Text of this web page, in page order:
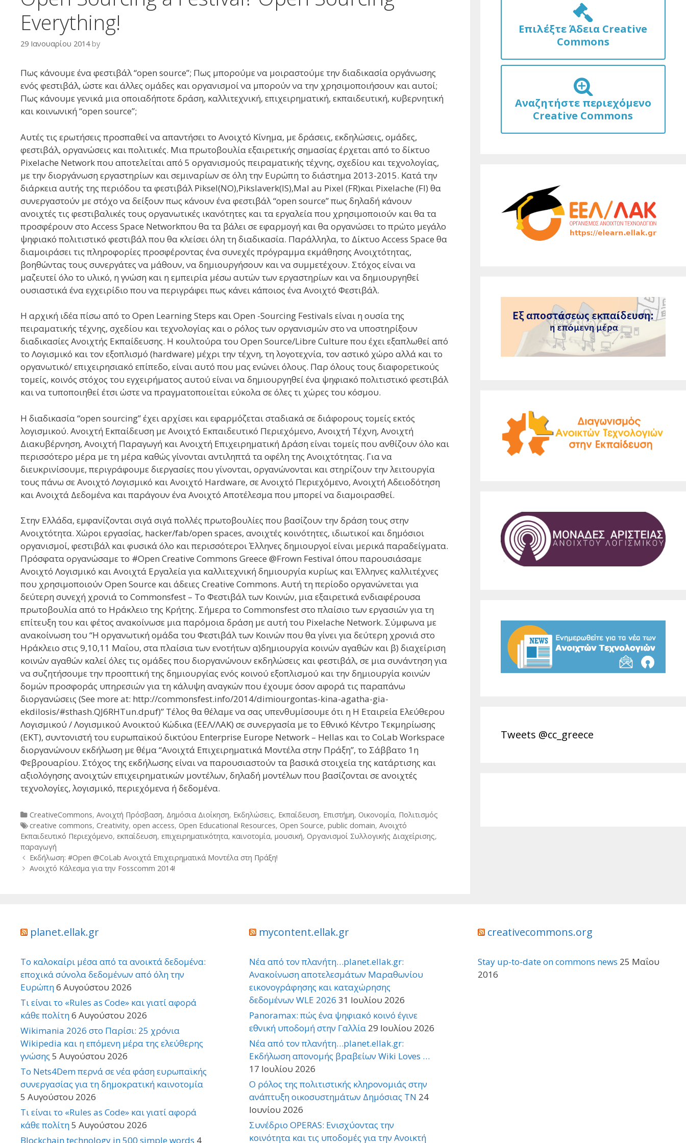
Everything!
29 Ιανουαρίου 2014 by
Πως κάνουμε ένα φεστιβάλ “open source”; Πως μπορούμε να μοιραστούμε την διαδικασία οργάνωσης
ενός φεστιβάλ, ώστε και άλλες ομάδες και οργανισμοί να μπορούν να την χρησιμοποιήσουν και αυτοί;
Πως κάνουμε γενικά μια οποιαδήποτε δράση, καλλιτεχνική, επιχειρηματική, εκπαιδευτική, κυβερνητική
και κοινωνική “open source”;
Αυτές τις ερωτήσεις προσπαθεί να απαντήσει το Ανοιχτό Κίνημα, με δράσεις, εκδηλώσεις, ομάδες,
φεστιβάλ, οργανώσεις και πολιτικές. Μια πρωτοβουλία εξαιρετικής σημασίας έρχεται από το δίκτυο
Pixelache Network που αποτελείται από 5 οργανισμούς πειραματικής τέχνης, σχεδίου και τεχνολογίας,
με την διοργάνωση εργαστηρίων και σεμιναρίων σε όλη την Ευρώπη το διάστημα 2013-2015. Κατά την
διάρκεια αυτής της περιόδου τα φεστιβάλ Piksel(NO),Pikslaverk(IS),Mal au Pixel (FR)και Pixelache (FI) θα
συνεργαστούν με στόχο να δείξουν πως κάνουν ένα φεστιβάλ “open source” πως δηλαδή κάνουν
ανοιχτές τις φεστιβαλικές τους οργανωτικές ικανότητες και τα εργαλεία που χρησιμοποιούν και θα τα
προσφέρουν στο Access Space Networkπου θα τα βάλει σε εφαρμογή και θα οργανώσει το πρώτο μεγάλο
ψηφιακό πολιτιστικό φεστιβάλ που θα κλείσει όλη τη διαδικασία. Παράλληλα, το Δίκτυο Access Space θα
διαμοιράσει τις πληροφορίες προσφέροντας ένα συνεχές πρόγραμμα εκμάθησης Ανοιχτότητας,
βοηθώντας τους συνεργάτες να μάθουν, να δημιουργήσουν και να συμμετέχουν. Στόχος είναι να
μαζευτεί όλο το υλικό, η γνώση και η εμπειρία μέσω αυτών των εργαστηρίων και να δημιουργηθεί
ουσιαστικά ένα εγχειρίδιο που να περιγράφει πως κάνει κάποιος ένα Ανοιχτό Φεστιβάλ.
Η αρχική ιδέα πίσω από το Open Learning Steps και Open -Sourcing Festivals είναι η ουσία της
πειραματικής τέχνης, σχεδίου και τεχνολογίας και ο ρόλος των οργανισμών στο να υποστηρίξουν
διαδικασίες Ανοιχτής Εκπαίδευσης. Η κουλτούρα του Open Source/Libre Culture που έχει εξαπλωθεί από
το Λογισμικό και τον εξοπλισμό (hardware) μέχρι την τέχνη, τη λογοτεχνία, τον αστικό χώρο αλλά και το
οργανωτικό/ επιχειρησιακό επίπεδο, είναι αυτό που μας ενώνει όλους. Παρ όλους τους διαφορετικούς
τομείς, κοινός στόχος του εγχειρήματος αυτού είναι να δημιουργηθεί ένα ψηφιακό πολιτιστικό φεστιβάλ
και να τυποποιηθεί έτσι ώστε να πραγματοποιείται εύκολα σε όλες τι χώρες του κόσμου.
Η διαδικασία “open sourcing” έχει αρχίσει και εφαρμόζεται σταδιακά σε διάφορους τομείς εκτός
λογισμικού. Ανοιχτή Εκπαίδευση με Ανοιχτό Εκπαιδευτικό Περιεχόμενο, Ανοιχτή Τέχνη, Ανοιχτή
Διακυβέρνηση, Ανοιχτή Παραγωγή και Ανοιχτή Επιχειρηματική Δράση είναι τομείς που ανθίζουν όλο και
περισσότερο μέρα με τη μέρα καθώς γίνονται αντιληπτά τα οφέλη της Ανοιχτότητας. Για να
διευκρινίσουμε, περιγράφουμε διεργασίες που γίνονται, οργανώνονται και στηρίζουν την λειτουργία
τους πάνω σε Ανοιχτό Λογισμικό και Ανοιχτό Hardware, σε Ανοιχτό Περιεχόμενο, Ανοιχτή Αδειοδότηση
και Ανοιχτά Δεδομένα και παράγουν ένα Ανοιχτό Αποτέλεσμα που μπορεί να διαμοιρασθεί.
Στην Ελλάδα, εμφανίζονται σιγά σιγά πολλές πρωτοβουλίες που βασίζουν την δράση τους στην
Ανοιχτότητα. Χώροι εργασίας, hacker/fab/open spaces, ανοιχτές κοινότητες, ιδιωτικοί και δημόσιοι
οργανισμοί, φεστιβάλ και φυσικά όλο και περισσότεροι Έλληνες δημιουργοί είναι μερικά παραδείγματα.
Πρόσφατα οργανώσαμε το #Open Creative Commons Greece @Frown Festival όπου παρουσιάσαμε
Ανοιχτό Λογισμικό και Ανοιχτά Εργαλεία για καλλιτεχνική δημιουργία κυρίως και Έλληνες καλλιτέχνες
που χρησιμοποιούν Open Source και άδειες Creative Commons. Αυτή τη περίοδο οργανώνεται για
δεύτερη συνεχή χρονιά το Commonsfest – To Φεστιβάλ των Κοινών, μια εξαιρετικά ενδιαφέρουσα
πρωτοβουλία από το Ηράκλειο της Κρήτης. Σήμερα το Commonsfest στο πλαίσιο των εργασιών για τη
επίτευξη του και φέτος ανακοίνωσε μια παρόμοια δράση με αυτή του Pixelache Network. Σύμφωνα με
ανακοίνωση του “Η οργανωτική ομάδα του Φεστιβάλ των Κοινών που θα γίνει για δεύτερη χρονιά στο
Ηράκλειο στις 9,10,11 Μαΐου, στα πλαίσια των ενοτήτων α)δημιουργία κοινών αγαθών και β) διαχείριση
κοινών αγαθών καλεί όλες τις ομάδες που διοργανώνουν εκδηλώσεις και φεστιβάλ, σε μια συνάντηση για
να συζητήσουμε την προοπτική της δημιουργίας ενός κοινού εξοπλισμού και την δημιουργία κοινών
δομών προσφοράς υπηρεσιών για τη κάλυψη αναγκών που έχουμε όσον αφορά τις παραπάνω
διοργανώσεις (See more at: http://commonsfest.info/2014/dimiourgontas-kina-agatha-gia-
ekdilosis/#sthash.QJ6RHTun.dpuf)” Τέλος θα θέλαμε να σας υπενθυμίσουμε ότι η Η Εταιρεία Ελεύθερου
Λογισμικού / Λογισμικού Ανοικτού Κώδικα (ΕΕΛ/ΛΑΚ) σε συνεργασία με το Εθνικό Κέντρο Τεκμηρίωσης
(EKT), συντονιστή του ευρωπαϊκού δικτύου Enterprise Europe Network – Hellas και το CoLab Workspace
διοργανώνουν εκδήλωση με θέμα “Ανοιχτά Επιχειρηματικά Μοντέλα στην Πράξη”, το Σάββατο 1η
Φεβρουαρίου. Στόχος της εκδήλωσης είναι να παρουσιαστούν τα βασικά στοιχεία της κατάρτισης και
αξιολόγησης ανοιχτών επιχειρηματικών μοντέλων, δηλαδή μοντέλων που βασίζονται σε ανοιχτές
τεχνολογίες, λογισμικό, περιεχόμενα ή δεδομένα.
Categories
CreativeCommons, Ανοιχτή Πρόσβαση, Δημόσια Διοίκηση, Εκδηλώσεις, Εκπαίδευση, Επιστήμη, Οικονομία, Πολιτισμός
Tags
creative commons, Creativity, open access, Open Educational Resources, Open Source, public domain, Ανοιχτό
Εκπαιδευτικό Περιεχόμενο, εκπαίδευση, επιχειρηματικότητα, καινοτομία, μουσική, Οργανισμοί Συλλογικής Διαχείρισης,
παραγωγή
Post
navigation
Εκδήλωση: #Open @CoLab Ανοιχτά Επιχειρηματικά Μοντέλα στη Πράξη!
Ανοιχτό Κάλεσμα για την Fosscomm 2014!
Επιλέξτε Άδεια Creative
Commons
Αναζητήστε περιεχόμενο
Creative Commons
Tweets @cc_greece
planet.ellak.gr
Το καλοκαίρι μέσα από τα ανοικτά δεδομένα:
εποχικά σύνολα δεδομένων από όλη την
Ευρώπη6 Αυγούστου 2026
Τι είναι το «Rules as Code» και γιατί αφορά
κάθε πολίτη6 Αυγούστου 2026
Wikimania 2026 στο Παρίσι: 25 χρόνια
Wikipedia και η επόμενη μέρα της ελεύθερης
γνώσης 5 Αυγούστου 2026
Το Nets4Dem περνά σε νέα φάση ευρωπαϊκής
συνεργασίας για τη δημοκρατική καινοτομία
5 Αυγούστου 2026
Τι είναι το «Rules as Code» και γιατί αφορά
κάθε πολίτη5 Αυγούστου 2026
Blockchain technology in 500 simple words 4
mycontent.ellak.gr
Νέα από τον πλανήτη…planet.ellak.gr:
Ανακοίνωση αποτελεσμάτων Μαραθωνίου
εικονογράφησης και καταχώρησης
δεδομένων WLE 2026 31 Ιουλίου 2026
Panoramax: πώς ένα ψηφιακό κοινό έγινε
εθνική υποδομή στην Γαλλία 29 Ιουλίου 2026
Νέα από τον πλανήτη…planet.ellak.gr:
Εκδήλωση απονομής βραβείων Wiki Loves …
17 Ιουλίου 2026
Ο ρόλος της πολιτιστικής κληρονομιάς στην
ανάπτυξη οικοσυστημάτων Δημόσιας TN 24
Ιουνίου 2026
Συνέδριο OPERAS: Ενισχύοντας την
κοινότητα και τις υποδομές για την Ανοικτή
creativecommons.org
Stay up-to-date on commons news 25 Μαΐου
2016